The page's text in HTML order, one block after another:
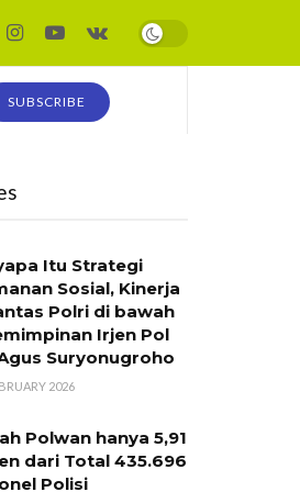
SUBSCRIBE
Itu Strategi
Sosial, Kinerja
Polri di bawah
Irjen Pol
Suryonugroho
2026
Polwan hanya 5,91
dari Total 435.696
Polisi